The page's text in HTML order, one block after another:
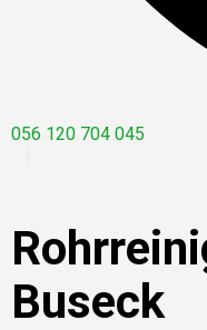
056 120 704 045
Buseck